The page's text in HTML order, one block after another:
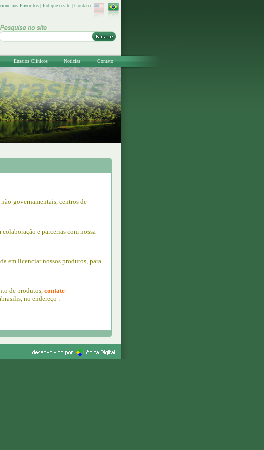
aos Favoritos | Indique o site | Contato
Ensaios Clinicos Notícias Contato
governamentais, centros de
e parcerias com nossa
em licenciar nossos produtos, para
de produtos, contate-
no endereço :